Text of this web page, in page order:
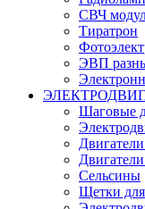
СВЧ
Тиратрон
ЭВП
Шаговые
Сельсины
Щетки для